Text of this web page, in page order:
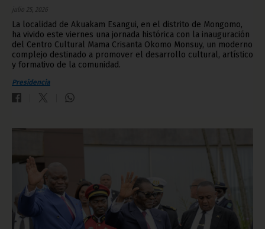
julio 25, 2026
La localidad de Akuakam Esangui, en el distrito de Mongomo,
ha vivido este viernes una jornada histórica con la inauguración
del Centro Cultural Mama Crisanta Okomo Monsuy, un moderno
complejo destinado a promover el desarrollo cultural, artístico
y formativo de la comunidad.
Presidencia